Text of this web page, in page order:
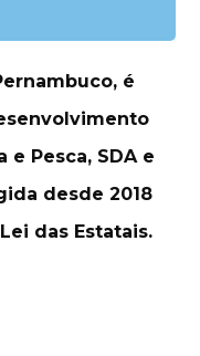
é
e Pesca, SDA e
desde 2018
das Estatais.